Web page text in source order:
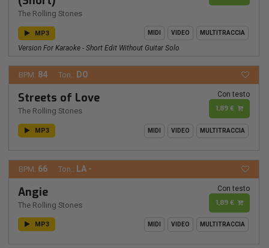
The Rolling Stones
MP3 MIDI VIDEO MULTITRACCIA
Version For Karaoke - Short Edit Without Guitar Solo
BPM: 84 Ton.: DO
Streets of Love
The Rolling Stones
Con testo
1,89 €
MP3 MIDI VIDEO MULTITRACCIA
BPM: 66 Ton.: LA -
Angie
The Rolling Stones
Con testo
1,89 €
MP3 MIDI VIDEO MULTITRACCIA